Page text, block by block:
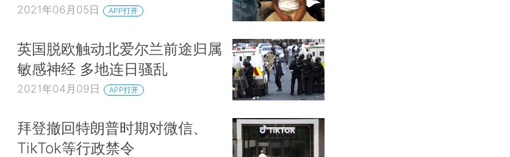
2021年06月05日 APP打开
英国脱欧触动北爱尔兰前途归属
敏感神经 多地连日骚乱
2021年04月09日 APP打开
拜登撤回特朗普时期对微信、
TikTok等行政禁令